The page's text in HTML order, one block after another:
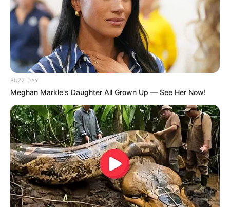
Beri Rating & Review
Edit
Stock Struckmerupakan sebuah drama Korea Selatan terbaru yang
resmi tayang di tvN mulai 12 Agustus 2022. Drama ini bisa
disaksikan setiap hari Jumat.
Menyajikan kisah kehidupan yang dibalut dengan komedi, drama
ini dibintangi olehHan Ji Eunyang pernah membintangiBad and
Crazy(2021).
BUZZ DAY
Meghan Markle's Daughter All Grown Up — See Her Now!